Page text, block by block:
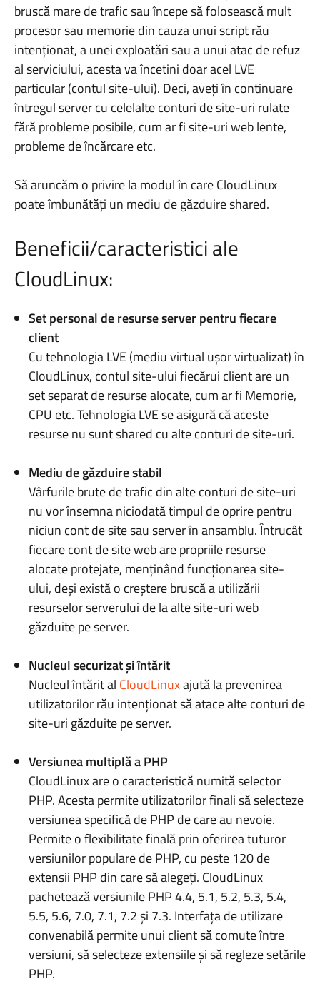
bruscă mare de trafic sau începe să folosească mult
procesor sau memorie din cauza unui script rău
intenționat, a unei exploatări sau a unui atac de refuz
al serviciului, acesta va încetini doar acel LVE
particular (contul site-ului). Deci, aveți în continuare
întregul server cu celelalte conturi de site-uri rulate
fără probleme posibile, cum ar fi site-uri web lente,
probleme de încărcare etc.
Să aruncăm o privire la modul în care CloudLinux
poate îmbunătăți un mediu de găzduire shared.
Beneficii/caracteristici ale
CloudLinux:
Set personal de resurse server pentru fiecare
client
Cu tehnologia LVE (mediu virtual ușor virtualizat) în
CloudLinux, contul site-ului fiecărui client are un
set separat de resurse alocate, cum ar fi Memorie,
CPU etc. Tehnologia LVE se asigură că aceste
resurse nu sunt shared cu alte conturi de site-uri.
Mediu de găzduire stabil
Vârfurile brute de trafic din alte conturi de site-uri
nu vor însemna niciodată timpul de oprire pentru
niciun cont de site sau server în ansamblu. Întrucât
fiecare cont de site web are propriile resurse
alocate protejate, menținând funcționarea site-
ului, deși există o creștere bruscă a utilizării
resurselor serverului de la alte site-uri web
găzduite pe server.
Nucleul securizat și întărit
Nucleul întărit al CloudLinuxajută la prevenirea
utilizatorilor rău intenționat să atace alte conturi de
site-uri găzduite pe server.
Versiunea multiplă a PHP
CloudLinux are o caracteristică numită selector
PHP. Acesta permite utilizatorilor finali să selecteze
versiunea specifică de PHP de care au nevoie.
Permite o flexibilitate finală prin oferirea tuturor
versiunilor populare de PHP, cu peste 120 de
extensii PHP din care să alegeți. CloudLinux
pachetează versiunile PHP 4.4, 5.1, 5.2, 5.3, 5.4,
5.5, 5.6, 7.0, 7.1, 7.2 și 7.3. Interfața de utilizare
convenabilă permite unui client să comute între
versiuni, să selecteze extensiile și să regleze setările
PHP.